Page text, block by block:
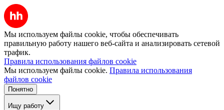
Мы используем файлы cookie, чтобы обеспечивать
правильную работу нашего веб-сайта и анализировать сетевой
трафик.
Правила использования файлов cookie
Мы используем файлы cookie. Правила использования
файлов cookie
Понятно
Ищу работу